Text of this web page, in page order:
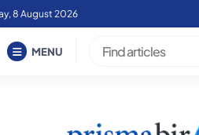
8 August 2026
MENU